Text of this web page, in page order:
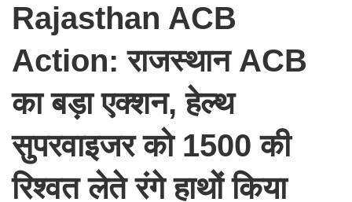
Rajasthan ACB
Action: राजस्थान ACB
का बड़ा एक्शन, हेल्थ
सुपरवाइजर को 1500 की
रिश्वत लेते रंगे हाथों किया